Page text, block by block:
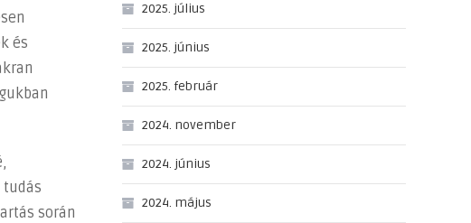
és
tudás
során
2025. július
2025. június
2025. február
2024. november
2024. június
2024. május